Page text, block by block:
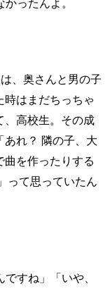
ったんよ。
、奥さんと男の子
はまだちっちゃ
、高校生。その成
あれ？ 隣の子、大
曲を作ったりする
って思っていたん
すね」「いや、